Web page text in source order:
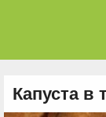
Капуста в